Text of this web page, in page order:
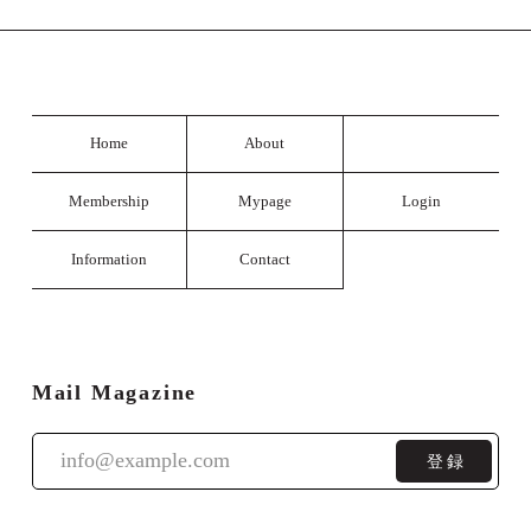
Home About
Membership Mypage Login
Information Contact
Mail Magazine
登録